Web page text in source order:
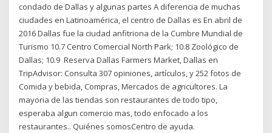
condado de Dallas y algunas partes A diferencia de muchas
ciudades en Latinoamérica, el centro de Dallas es En abril de
2016 Dallas fue la ciudad anfitriona de la Cumbre Mundial de
Turismo 10.7 Centro Comercial North Park; 10.8 Zoológico de
Dallas; 10.9 Reserva Dallas Farmers Market, Dallas en
TripAdvisor: Consulta 307 opiniones, artículos, y 252 fotos de
Comida y bebida, Compras, Mercados de agricultores. La
mayoria de las tiendas son restaurantes de todo tipo,
esperaba algun comercio mas, todo enfocado a los
restaurantes.. Quiénes somosCentro de ayuda.